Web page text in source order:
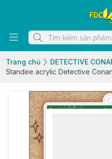
Trang chủ DETECTIVE
Standee acrylic Detective